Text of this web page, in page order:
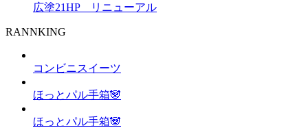
広塗21HP リニューアル
RANNKING
コンビニスイーツ
ほっとパル手箱🐼
ほっとパル手箱🐼